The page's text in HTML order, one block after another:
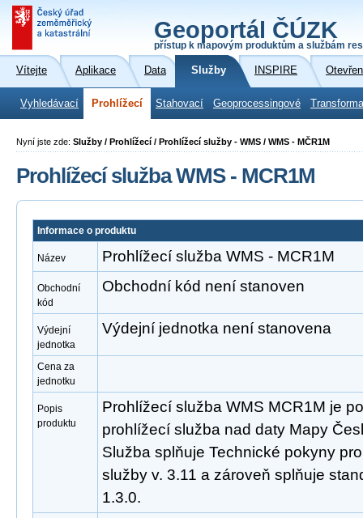
Geoportál ČÚZK
přístup k mapovým produktům a službám
Vítejte Aplikace Data Služby INSPIRE
Vyhledávací Prohlížecí Stahovací Geoprocessingové
Nyní jste zde: Služby / Prohlížecí / Prohlížecí služby - WMS / WMS - MČR1M
Prohlížecí služba WMS - MCR1M
Informace o produktu
Název Prohlížecí služba WMS - MCR1M
Obchodní
kód
Obchodní kód není stanoven
Výdejní
jednotka
Výdejní jednotka není stanovena
Cena za
jednotku
Popis
produktu
Prohlížecí služba WMS MCR1M je
prohlížecí služba nad daty Mapy
Služba splňuje Technické pokyny
služby v. 3.11 a zároveň splňuje
1.3.0.